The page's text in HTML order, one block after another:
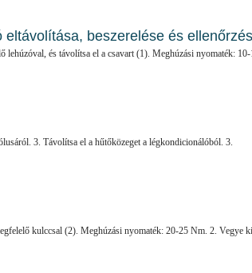
beszerelése és
lehúzóval, és távolítsa el a csavart (1). Meghúzási nyomaték:
3. Távolítsa el a hűtőközeget a légkondicionálóból. 3.
kulccsal (2). Meghúzási nyomaték: 20-25 Nm. 2. Vegye